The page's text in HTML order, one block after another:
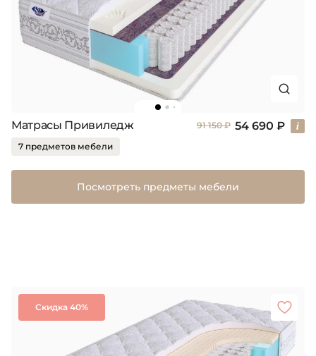
Матрасы Привиледж 91 150 ₽ 54 690 ₽
7 предметов мебели
Посмотреть предметы мебели
Скидка 40%